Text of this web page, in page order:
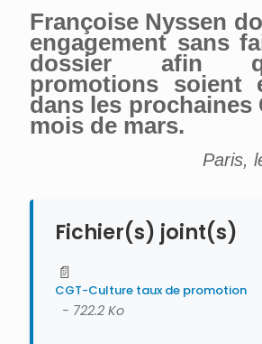
Françoise Nyssen
engagement sans
dossier afin
promotions soient
dans les prochaines
mois de mars.
Paris,
Fichier(s) joint(s)
📄
CGT-Culture taux de promotion
- 722.2 Ko